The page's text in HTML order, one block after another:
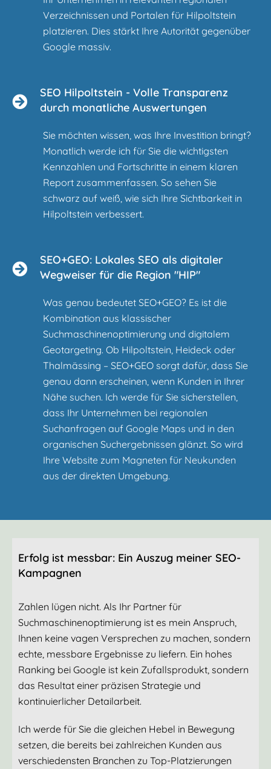
Verzeichnissen und Portalen für Hilpoltstein
platzieren. Dies stärkt Ihre Autorität gegenüber
Google massiv.
SEO Hilpoltstein - Volle Transparenz
durch monatliche Auswertungen
Sie möchten wissen, was Ihre Investition bringt?
Monatlich werde ich für Sie die wichtigsten
Kennzahlen und Fortschritte in einem klaren
Report zusammenfassen. So sehen Sie
schwarz auf weiß, wie sich Ihre Sichtbarkeit in
Hilpoltstein verbessert.
SEO+GEO: Lokales SEO als digitaler
Wegweiser für die Region "HIP"
Was genau bedeutet SEO+GEO? Es ist die
Kombination aus klassischer
Suchmaschinenoptimierung und digitalem
Geotargeting. Ob Hilpoltstein, Heideck oder
Thalmässing – SEO+GEO sorgt dafür, dass Sie
genau dann erscheinen, wenn Kunden in Ihrer
Nähe suchen. Ich werde für Sie sicherstellen,
dass Ihr Unternehmen bei regionalen
Suchanfragen auf Google Maps und in den
organischen Suchergebnissen glänzt. So wird
Ihre Website zum Magneten für Neukunden
aus der direkten Umgebung.
Erfolg ist messbar: Ein Auszug meiner SEO-
Kampagnen
Zahlen lügen nicht. Als Ihr Partner für
Suchmaschinenoptimierung ist es mein Anspruch,
Ihnen keine vagen Versprechen zu machen, sondern
echte, messbare Ergebnisse zu liefern. Ein hohes
Ranking bei Google ist kein Zufallsprodukt, sondern
das Resultat einer präzisen Strategie und
kontinuierlicher Detailarbeit.
Ich werde für Sie die gleichen Hebel in Bewegung
setzen, die bereits bei zahlreichen Kunden aus
verschiedensten Branchen zu Top-Platzierungen